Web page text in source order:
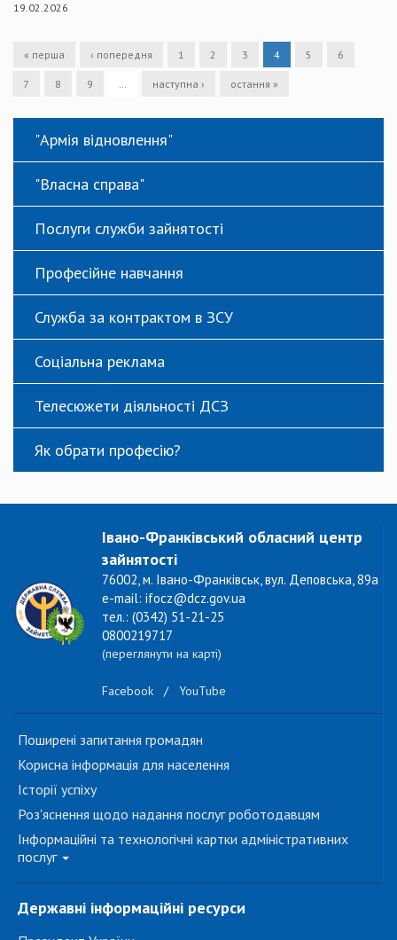
19.02.2026
« перша ‹ попередня 1 2 3 4 5 6
7 8 9 … наступна › остання »
"Армія відновлення"
"Власна справа"
Послуги служби зайнятості
Професійне навчання
Служба за контрактом в ЗСУ
Соціальна реклама
Телесюжети діяльності ДСЗ
Як обрати професію?
Івано-Франківський обласний центр
зайнятості
76002, м. Івано-Франківськ, вул. Деповська, 89а
e-mail: ifocz@dcz.gov.ua
тел.: (0342) 51-21-25
0800219717
(переглянути на карті)
Facebook / YouTube
Поширені запитання громадян
Корисна інформація для населення
Історії успіху
Роз'яснення щодо надання послуг роботодавцям
Інформаційні та технологічні картки адміністративних
послуг
Державні інформаційні ресурси